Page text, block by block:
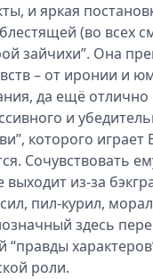
и яркая
(во всех
зайчихи”. Она
– от иронии и
да ещё
и
которого
Сочувствовать
выходит из-за
пил-курил,
здесь
“правды
роли.